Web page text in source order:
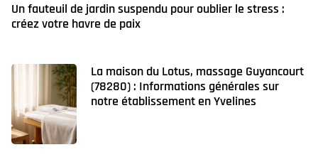
Un fauteuil de jardin suspendu pour oublier le stress :
créez votre havre de paix
La maison du Lotus, massage Guyancourt
(78280) : Informations générales sur
notre établissement en Yvelines